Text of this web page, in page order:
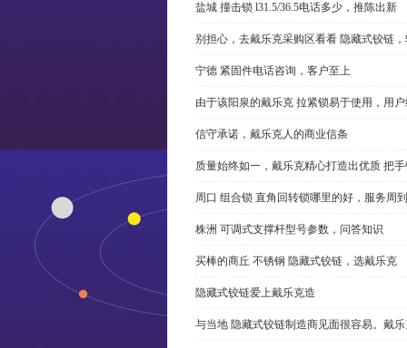
盐城 撞击锁 l31.5/36.5电话多少，推陈出新
别担心，去戴乐克采购区看看 隐藏式铰链
宁德 紧固件电话咨询，客户至上
由于该阳泉的戴乐克 拉紧锁易于使用，用
信守承诺，戴乐克人的商业信条
质量始终如一，戴乐克精心打造出优质 把
周口 组合锁 直角回转锁哪里的好，服务周到
株洲 可调式支撑杆型号参数，问答知识
买棒的商丘 不锈钢 隐藏式铰链，选戴乐克
隐藏式铰链爱上戴乐克造
与当地 隐藏式铰链制造商见面很容易。戴